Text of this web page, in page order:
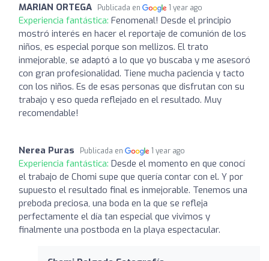
MARIAN ORTEGA Publicada en 1 year ago
Experiencia fantástica: Fenomenal! Desde el principio
mostró interés en hacer el reportaje de comunión de los
niños, es especial porque son mellizos. El trato
inmejorable, se adaptó a lo que yo buscaba y me asesoró
con gran profesionalidad. Tiene mucha paciencia y tacto
con los niños. Es de esas personas que disfrutan con su
trabajo y eso queda reflejado en el resultado. Muy
recomendable!
Nerea Puras Publicada en 1 year ago
Experiencia fantástica: Desde el momento en que conocí
el trabajo de Chomi supe que quería contar con el. Y por
supuesto el resultado final es inmejorable. Tenemos una
preboda preciosa, una boda en la que se refleja
perfectamente el día tan especial que vivimos y
finalmente una postboda en la playa espectacular.